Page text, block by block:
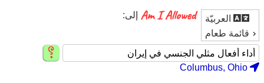
العربيّة
قائمة طعام
إلى:
Columbus, Ohio